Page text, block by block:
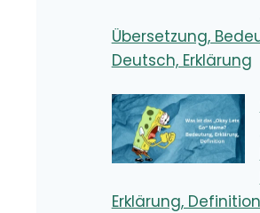
Übersetzung,
Deutsch, Erklärung
Erklärung, Definition